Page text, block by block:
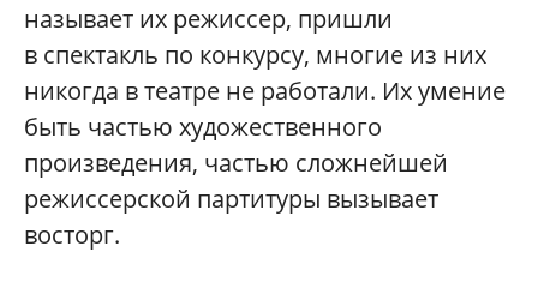
называет их режиссер, пришли
в спектакль по конкурсу, многие из них
никогда в театре не работали. Их умение
быть частью художественного
произведения, частью сложнейшей
режиссерской партитуры вызывает
восторг.